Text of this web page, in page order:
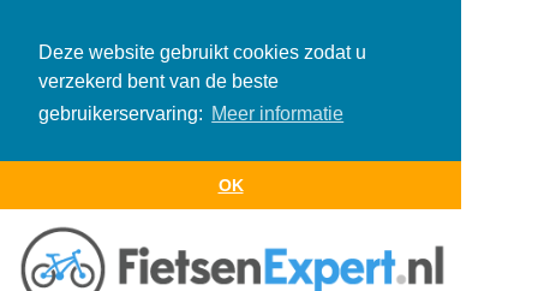
Deze website gebruikt cookies zodat u
verzekerd bent van de beste
gebruikerservaring: Meer informatie
OK